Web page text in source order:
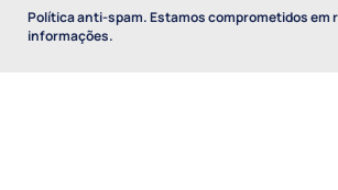
Política anti-spam. Estamos comprometidos em
informações.